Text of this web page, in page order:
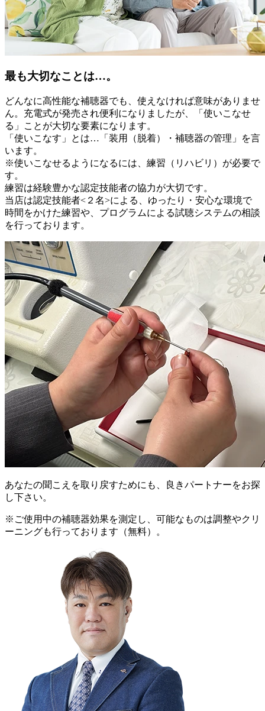
最も大切なことは…。
どんなに高性能な補聴器でも、使えなければ意味がありませ
ん。充電式が発売され便利になりましたが、「使いこなせ
る」ことが大切な要素になります。
「使いこなす」とは…「装用（脱着）・補聴器の管理」を言
います。
※使いこなせるようになるには、練習（リハビリ）が必要で
す。
練習は経験豊かな認定技能者の協力が大切です。
当店は認定技能者<２名>による、ゆったり・安心な環境で
時間をかけた練習や、プログラムによる試聴システムの相談
を行っております。
あなたの聞こえを取り戻すためにも、良きパートナーをお探
し下さい。
※ご使用中の補聴器効果を測定し、可能なものは調整やクリ
ーニングも行っております（無料）。